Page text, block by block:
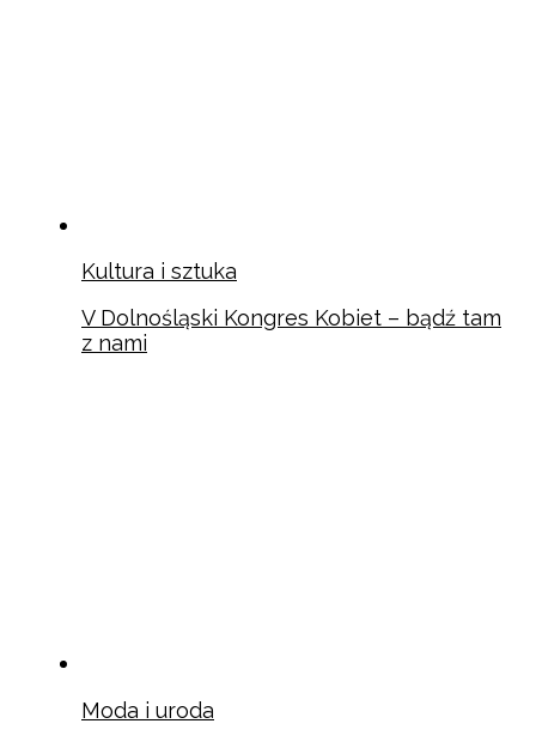
Kultura i sztuka
V Dolnośląski Kongres Kobiet – bądź tam
z nami
Moda i uroda